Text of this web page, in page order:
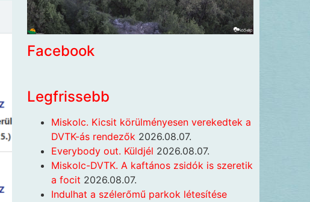
Facebook
Legfrissebb
Miskolc. Kicsit körülményesen verekedtek a
DVTK-ás rendezők 2026.08.07.
Everybody out. Küldjél 2026.08.07.
Miskolc-DVTK. A kaftános zsidók is szeretik
a focit 2026.08.07.
Indulhat a szélerőmű parkok létesítése